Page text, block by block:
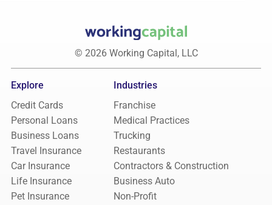
© 2026 Working Capital, LLC
Explore
Credit Cards
Personal Loans
Business Loans
Travel Insurance
Car Insurance
Life Insurance
Pet Insurance
Industries
Franchise
Medical Practices
Trucking
Restaurants
Contractors & Construction
Business Auto
Non-Profit